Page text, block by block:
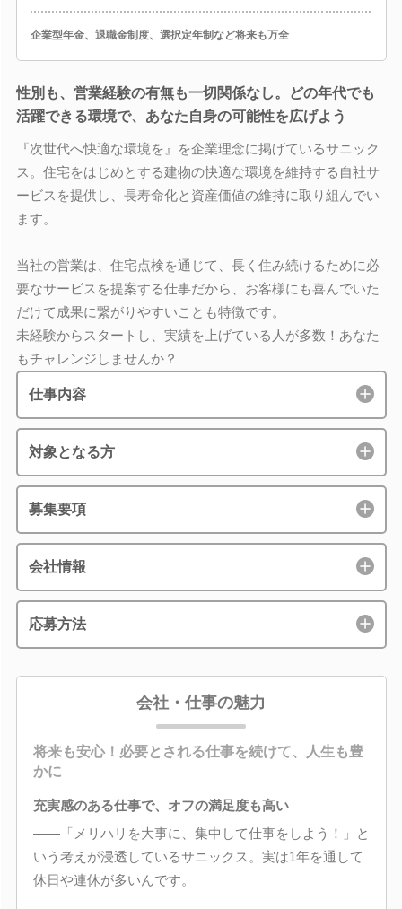
企業型年金、退職金制度、選択定年制など将来も万全
性別も、営業経験の有無も一切関係なし。どの年代でも
活躍できる環境で、あなた自身の可能性を広げよう
『次世代へ快適な環境を』を企業理念に掲げているサニック
ス。住宅をはじめとする建物の快適な環境を維持する自社サ
ービスを提供し、長寿命化と資産価値の維持に取り組んでい
ます。
当社の営業は、住宅点検を通じて、長く住み続けるために必
要なサービスを提案する仕事だから、お客様にも喜んでいた
だけて成果に繋がりやすいことも特徴です。
未経験からスタートし、実績を上げている人が多数！あなた
もチャレンジしませんか？
仕事内容
対象となる方
募集要項
会社情報
応募方法
会社・仕事の魅力
将来も安心！必要とされる仕事を続けて、人生も豊
かに
充実感のある仕事で、オフの満足度も高い
――「メリハリを大事に、集中して仕事をしよう！」と
いう考えが浸透しているサニックス。実は1年を通して
休日や連休が多いんです。